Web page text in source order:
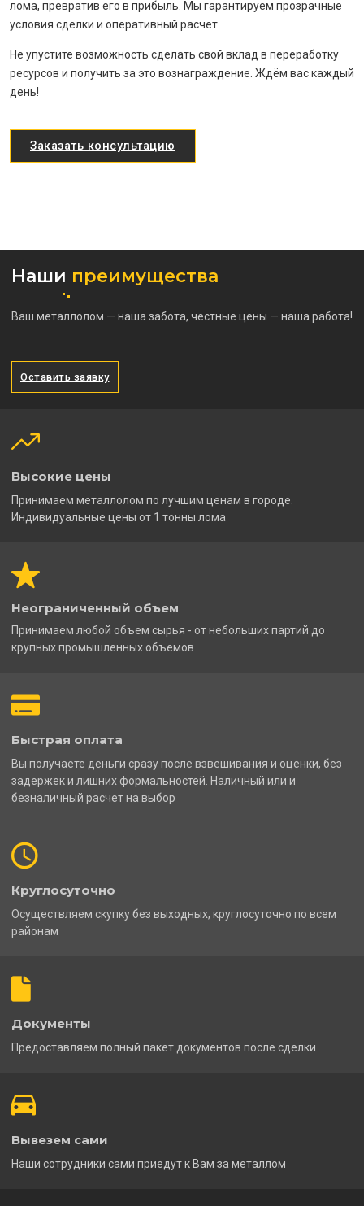
лома, превратив его в прибыль. Мы гарантируем прозрачные
условия сделки и оперативный расчет.
Не упустите возможность сделать свой вклад в переработку
ресурсов и получить за это вознаграждение. Ждём вас каждый
день!
Заказать консультацию
Наши преимущества
Ваш металлолом — наша забота, честные цены — наша работа!
Оставить заявку
Высокие цены
Принимаем металлолом по лучшим ценам в городе.
Индивидуальные цены от 1 тонны лома
Неограниченный объем
Принимаем любой объем сырья - от небольших партий до
крупных промышленных объемов
Быстрая оплата
Вы получаете деньги сразу после взвешивания и оценки, без
задержек и лишних формальностей. Наличный или и
безналичный расчет на выбор
Круглосуточно
Осуществляем скупку без выходных, круглосуточно по всем
районам
Документы
Предоставляем полный пакет документов после сделки
Вывезем сами
Наши сотрудники сами приедут к Вам за металлом